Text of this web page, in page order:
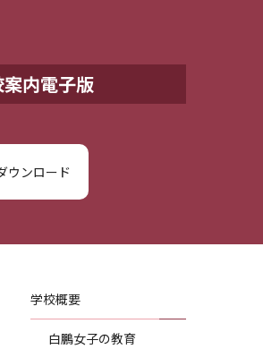
内電子版
ウンロード
学校概要
白鵬女子の教育